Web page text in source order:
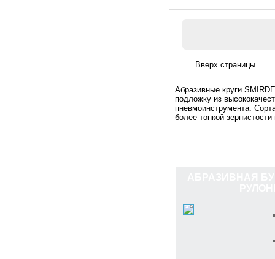
Абразивные круги
подложку из
пневмоинструмента.
более тонкой